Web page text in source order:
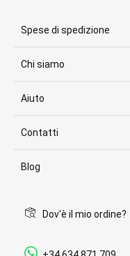
Spese di spedizione
Chi siamo
Aiuto
Contatti
Blog
Dov'è il mio ordine?